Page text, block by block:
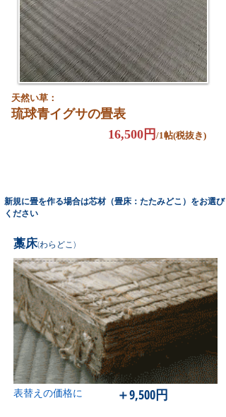
天然い草：
琉球青イグサの畳表
16,500円 /1帖(税抜き)
新規に畳を作る場合は芯材（畳床：たたみどこ）をお選び
ください
藁床(わらどこ)
表替えの価格に ＋9,500円